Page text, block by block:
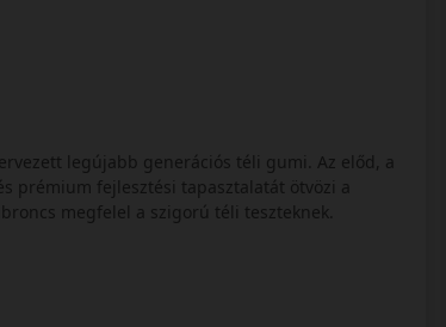
legújabb generációs téli gumi. Az előd, a
prémium fejlesztési tapasztalatát ötvözi a
megfelel a szigorú téli teszteknek.